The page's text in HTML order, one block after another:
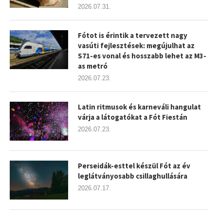
2026.07.31.
Fótot is érintik a tervezett nagy
vasúti fejlesztések: megújulhat az
S71-es vonal és hosszabb lehet az M3-
as metró
2026.07.23.
Latin ritmusok és karneváli hangulat
várja a látogatókat a Fót Fiestán
2026.07.23.
Perseidák-esttel készül Fót az év
leglátványosabb csillaghullására
2026.07.17.